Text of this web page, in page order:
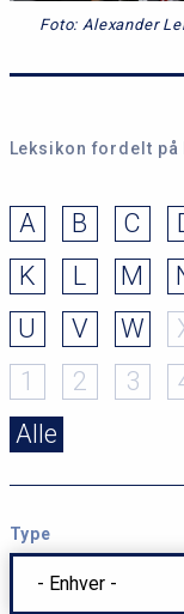
Foto: Alexander
Leksikon fordelt på
A B C
K
L M
U
V W
1
2 3
Alle
Type
- Enhver -